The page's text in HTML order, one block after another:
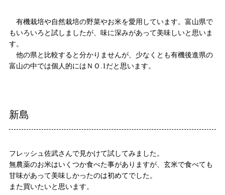
有機栽培や自然栽培の野菜やお米を愛用しています。富山県で
もいろいろと試しましたが、味に深みがあって美味しいと思いま
す。
他の県と比較すると分かりませんが、少なくとも有機後進県の
富山の中では個人的にはＮＯ.1だと思います。
新島
フレッシュ佐武さんで見かけて試してみました。
無農薬のお米はいくつか食べた事がありますが、玄米で食べても
甘味があって美味しかったのは初めてでした。
また買いたいと思います。